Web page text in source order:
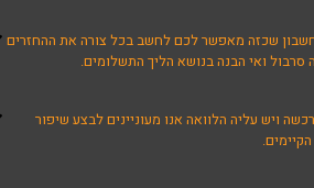
שכזה מאפשר לכם לחשב בכל צורה את ההחזרים
ואי הבנה בנושא הליך התשלומים.
ויש עליה הלוואה אנו מעוניינים לבצע שיפור